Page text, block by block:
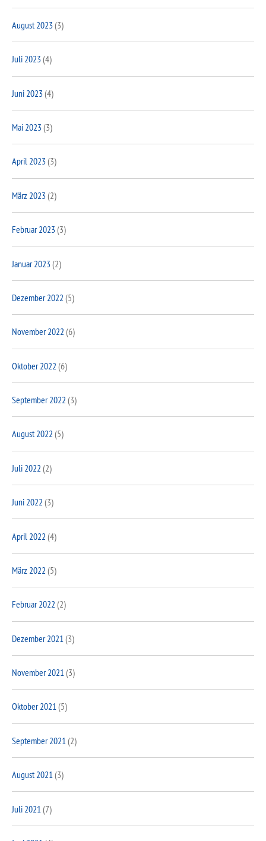
August 2023(3)
Juli 2023(4)
Juni 2023(4)
Mai 2023(3)
April 2023(3)
März 2023(2)
Februar 2023(3)
Januar 2023(2)
Dezember 2022 (5)
November 2022 (6)
Oktober 2022 (6)
September 2022 (3)
August 2022 (5)
Juli 2022 (2)
Juni 2022 (3)
April 2022 (4)
März 2022 (5)
Februar 2022 (2)
Dezember 2021 (3)
November 2021(3)
Oktober 2021(5)
September 2021 (2)
August 2021(3)
Juli 2021 (7)